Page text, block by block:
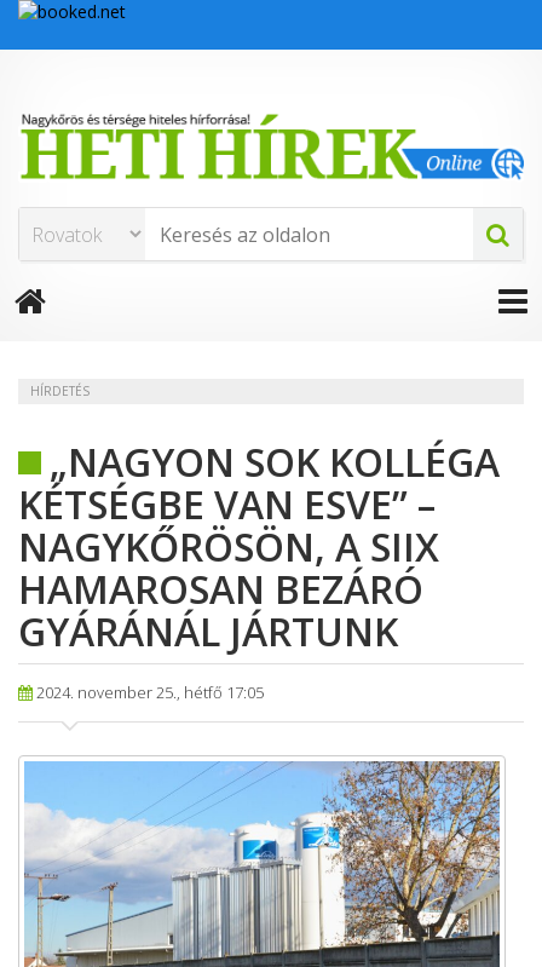
HÍRDETÉS
„NAGYON SOK KOLLÉGA
KÉTSÉGBE VAN ESVE” –
NAGYKŐRÖSÖN, A SIIX
HAMAROSAN BEZÁRÓ
GYÁRÁNÁL JÁRTUNK
2024. november 25., hétfő 17:05